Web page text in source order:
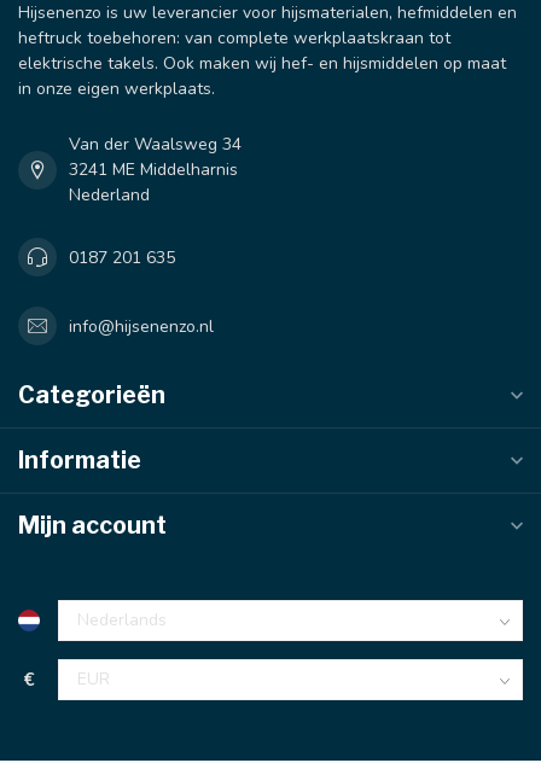
Hijsenenzo is uw leverancier voor hijsmaterialen, hefmiddelen en
heftruck toebehoren: van complete werkplaatskraan tot
elektrische takels. Ook maken wij hef- en hijsmiddelen op maat
in onze eigen werkplaats.
Van der Waalsweg 34
3241 ME Middelharnis
Nederland
0187 201 635
info@hijsenenzo.nl
Categorieën
Informatie
Mijn account
€